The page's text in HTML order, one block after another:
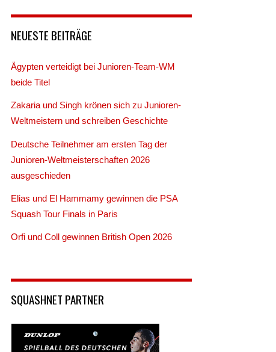
NEUESTE BEITRÄGE
Ägypten verteidigt bei Junioren-Team-WM
beide Titel
Zakaria und Singh krönen sich zu Junioren-
Weltmeistern und schreiben Geschichte
Deutsche Teilnehmer am ersten Tag der
Junioren-Weltmeisterschaften 2026
ausgeschieden
Elias und El Hammamy gewinnen die PSA
Squash Tour Finals in Paris
Orfi und Coll gewinnen British Open 2026
SQUASHNET PARTNER